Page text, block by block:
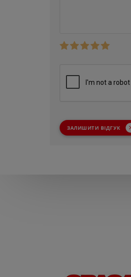
ЗАЛИШИТИ ВІДГУК